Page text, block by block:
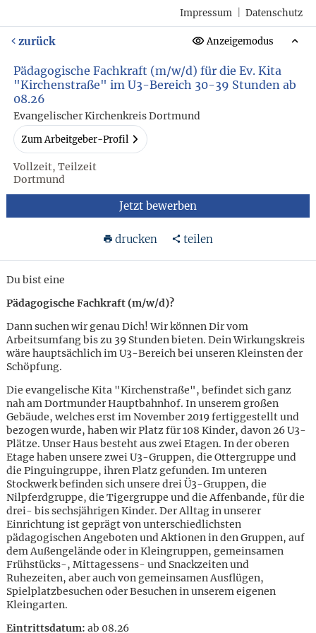
Impressum Datenschutz
zurück Anzeigemodus
Pädagogische Fachkraft (m/w/d) für die Ev. Kita
"Kirchenstraße" im U3-Bereich 30-39 Stunden ab
08.26
Evangelischer Kirchenkreis Dortmund
Zum Arbeitgeber-Profil
Vollzeit, Teilzeit
Dortmund
Jetzt bewerben
drucken teilen
Du bist eine
Pädagogische Fachkraft (m/w/d)?
Dann suchen wir genau Dich! Wir können Dir vom
Arbeitsumfang bis zu 39 Stunden bieten. Dein Wirkungskreis
wäre hauptsächlich im U3-Bereich bei unseren Kleinsten der
Schöpfung.
Die evangelische Kita "Kirchenstraße", befindet sich ganz
nah am Dortmunder Hauptbahnhof. In unserem großen
Gebäude, welches erst im November 2019 fertiggestellt und
bezogen wurde, haben wir Platz für 108 Kinder, davon 26 U3-
Plätze. Unser Haus besteht aus zwei Etagen. In der oberen
Etage haben unsere zwei U3-Gruppen, die Ottergruppe und
die Pinguingruppe, ihren Platz gefunden. Im unteren
Stockwerk befinden sich unsere drei Ü3-Gruppen, die
Nilpferdgruppe, die Tigergruppe und die Affenbande, für die
drei- bis sechsjährigen Kinder. Der Alltag in unserer
Einrichtung ist geprägt von unterschiedlichsten
pädagogischen Angeboten und Aktionen in den Gruppen, auf
dem Außengelände oder in Kleingruppen, gemeinsamen
Frühstücks-, Mittagessens- und Snackzeiten und
Ruhezeiten, aber auch von gemeinsamen Ausflügen,
Spielplatzbesuchen oder Besuchen in unserem eigenen
Kleingarten.
Eintrittsdatum: ab 08.26
Karte anzeigen